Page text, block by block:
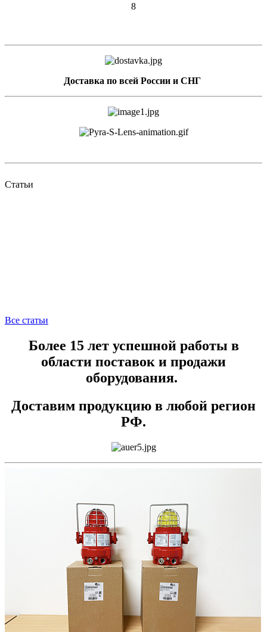
8
Доставка по всей России и СНГ
Статьи
Все статьи
Более 15 лет успешной работы в
области поставок и продажи
оборудования.
Доставим продукцию в любой регион
РФ.